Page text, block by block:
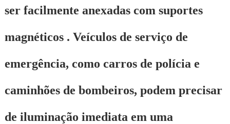
ser facilmente anexadas com suportes
magnéticos . Veículos de serviço de
emergência, como carros de polícia e
caminhões de bombeiros, podem precisar
de iluminação imediata em uma